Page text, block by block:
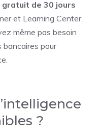
gratuit de 30 jours
et Learning Center.
même pas besoin
bancaires pour
?